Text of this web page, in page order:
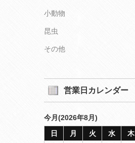
小動物
昆虫
その他
営業日カレンダー
今月(2026年8月)
日
月 火 水 木